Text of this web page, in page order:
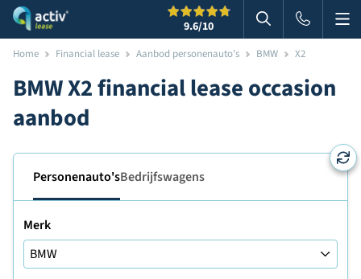
9.6/10 Zoeken in
Home Financial lease Aanbod personenauto's BMW X2
BMW X2 financial lease occasion
aanbod
Personenauto'sBedrijfswagens
Merk